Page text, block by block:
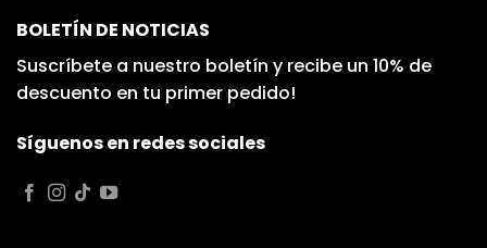
BOLETÍN DE NOTICIAS
Suscríbete a nuestro boletín y recibe un 10% de
descuento en tu primer pedido!
Síguenos en redes sociales